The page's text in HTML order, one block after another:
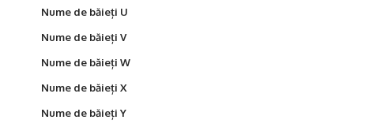
Nume de băieți U
Nume de băieți V
Nume de băieți W
Nume de băieți X
Nume de băieți Y